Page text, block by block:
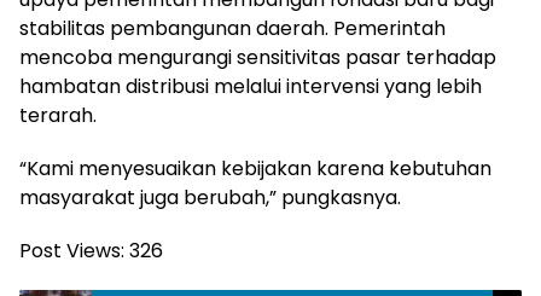
stabilitas pembangunan daerah. Pemerintah
mencoba mengurangi sensitivitas pasar terhadap
hambatan distribusi melalui intervensi yang lebih
terarah.
“Kami menyesuaikan kebijakan karena kebutuhan
masyarakat juga berubah,” pungkasnya.
Post Views: 326